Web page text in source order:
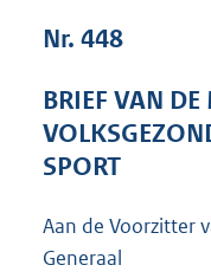
Nr. 448
BRIEF VAN
SPORT
Aan de Voorzitter
Generaal